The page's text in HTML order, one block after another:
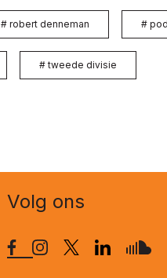
# robert denneman #
#tweede divisie
Volg ons